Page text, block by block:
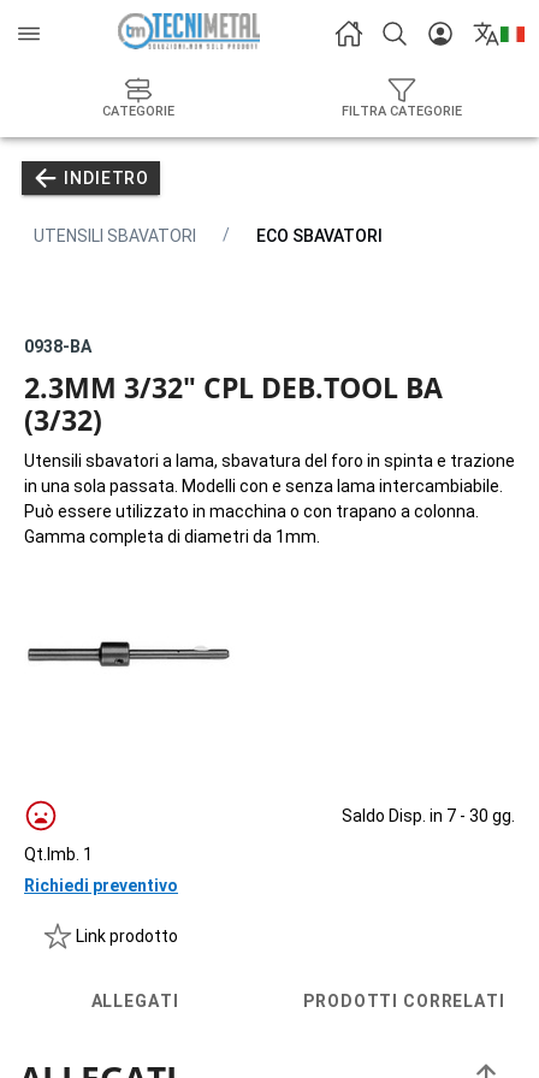
CATEGORIE FILTRA CATEGORIE
INDIETRO
UTENSILI SBAVATORI ECO SBAVATORI
0938-BA
2.3MM 3/32" CPL DEB.TOOL BA
(3/32)
Utensili sbavatori a lama, sbavatura del foro in spinta e trazione
in una sola passata. Modelli con e senza lama intercambiabile.
Può essere utilizzato in macchina o con trapano a colonna.
Gamma completa di diametri da 1mm.
Saldo Disp. in 7 - 30 gg.
Qt.Imb. 1
Richiedi preventivo
Link prodotto
ALLEGATI PRODOTTI CORRELATI